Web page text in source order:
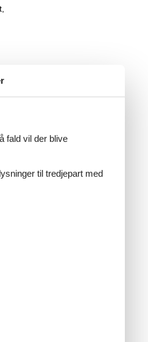
fald vil der blive
til tredjepart med